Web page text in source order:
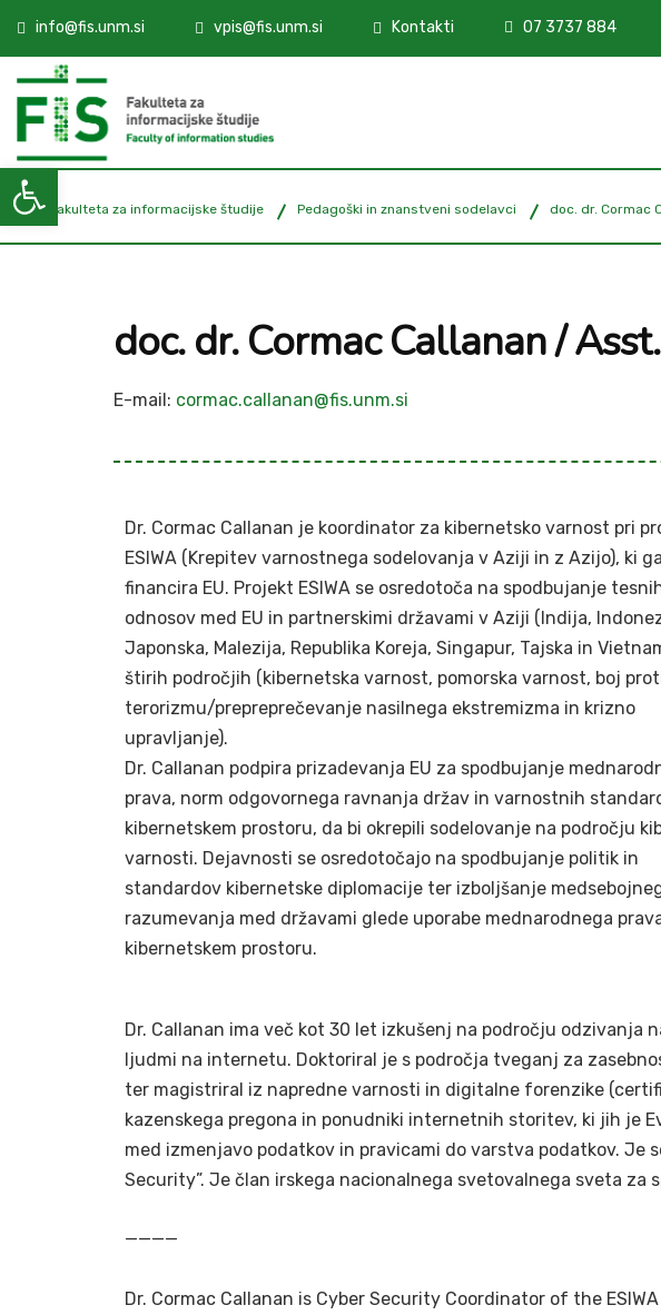
info@fis.unm.si vpis@fis.unm.si Kontakti 07 3737 884
FIŠ - Fakulteta za informacijske študije Pedagoški in znanstveni sodelavci doc. dr. Cormac
doc. dr. Cormac Callanan /
E-mail: cormac.callanan@fis.unm.si
Dr. Cormac Callanan je koordinator za kibernetsko varnost pri
ESIWA (Krepitev varnostnega sodelovanja v Aziji in z Azijo), ki ga
financira EU. Projekt ESIWA se osredotoča na spodbujanje
odnosov med EU in partnerskimi državami v Aziji (Indija,
Japonska, Malezija, Republika Koreja, Singapur, Tajska in
štirih področjih (kibernetska varnost, pomorska varnost, boj
terorizmu/prepreprečevanje nasilnega ekstremizma in krizno
upravljanje).
Dr. Callanan podpira prizadevanja EU za spodbujanje
prava, norm odgovornega ravnanja držav in varnostnih
kibernetskem prostoru, da bi okrepili sodelovanje na področju
varnosti. Dejavnosti se osredotočajo na spodbujanje politik in
standardov kibernetske diplomacije ter izboljšanje
razumevanja med državami glede uporabe mednarodnega
kibernetskem prostoru.
Dr. Callanan ima več kot 30 let izkušenj na področju
ljudmi na internetu. Doktoriral je s področja tveganj za
ter magistriral iz napredne varnosti in digitalne forenzike
kazenskega pregona in ponudniki internetnih storitev, ki jih je
med izmenjavo podatkov in pravicami do varstva podatkov.
Security”. Je član irskega nacionalnega svetovalnega sveta za
————
Dr. Cormac Callanan is Cyber Security Coordinator of the
Open toolbar